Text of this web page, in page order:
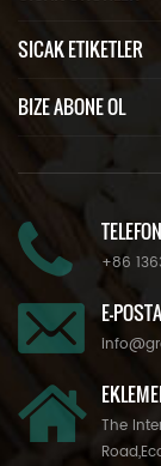
SICAK ETIKETLER
BIZE ABONE OL
+86
E-
The